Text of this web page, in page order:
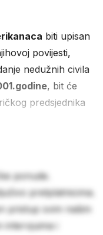
biti upisan
povijesti,
nedužnih civila
, bit će
predsjednika
ponude.
pretplatnicima.
pristup svim našim
i